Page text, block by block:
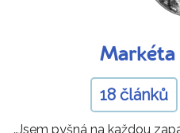
18 článků
„Jsem pyšná na každou